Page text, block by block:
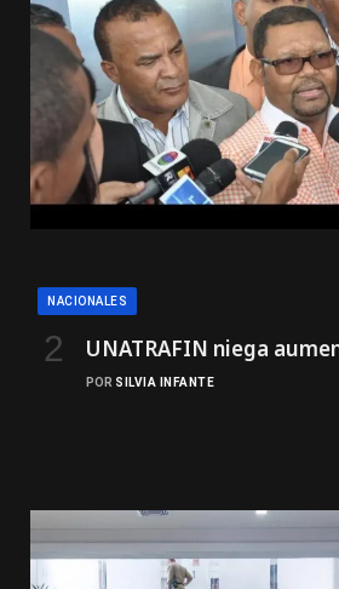
NACIONALES
UNATRAFIN niega
POR SILVIA INFANTE